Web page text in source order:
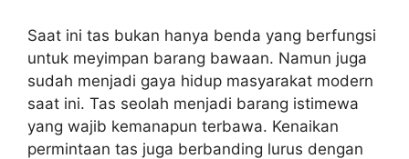
Saat ini tas bukan hanya benda yang berfungsi
untuk meyimpan barang bawaan. Namun juga
sudah menjadi gaya hidup masyarakat modern
saat ini. Tas seolah menjadi barang istimewa
yang wajib kemanapun terbawa. Kenaikan
permintaan tas juga berbanding lurus dengan